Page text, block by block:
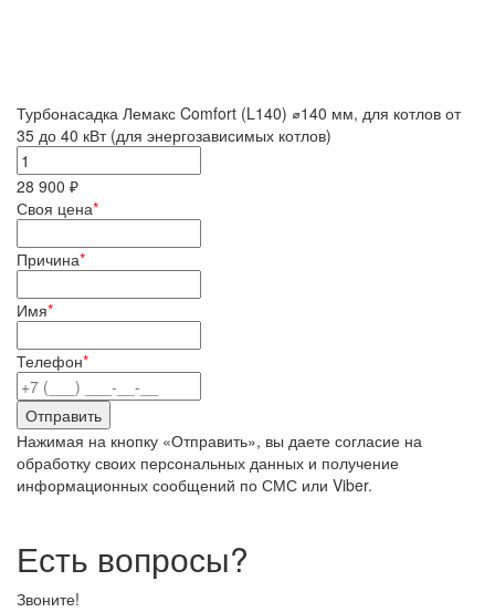
Турбонасадка Лемакс Comfort (L140) ⌀140 мм, для котлов от
35 до 40 кВт (для энергозависимых котлов)
28 900 ₽
Своя цена*
Причина*
Имя*
Телефон*
Нажимая на кнопку «Отправить», вы даете согласие на
обработку своих персональных данных и получение
информационных сообщений по СМС или Viber.
Есть вопросы?
Звоните!